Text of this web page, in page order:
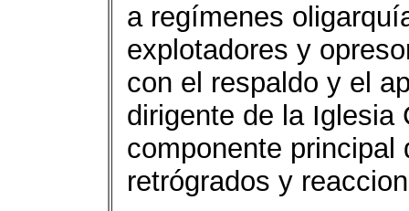
a regímenes
explotadores y
con el respaldo y el
dirigente de la Iglesia
componente principal
retrógrados y